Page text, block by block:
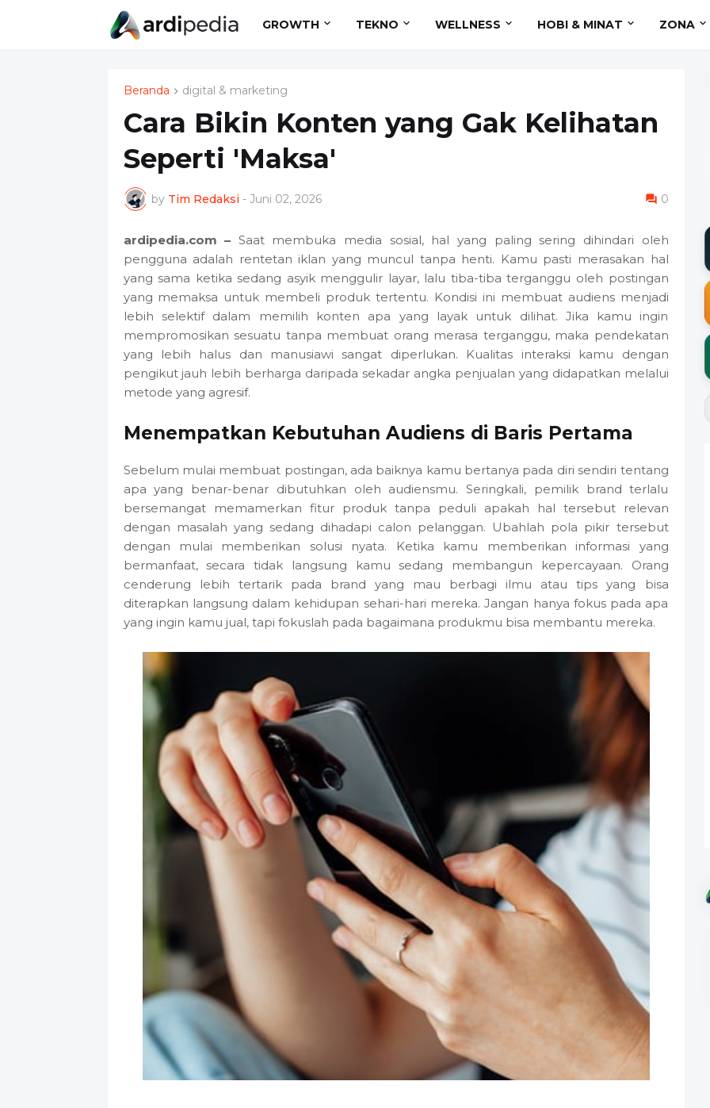
GROWTH TEKNO WELLNESS HOBI & MINAT ZONA
Beranda digital & marketing
Cara Bikin Konten yang Gak Kelihatan
Seperti 'Maksa'
by Tim Redaksi - Juni 02, 2026 0
ardipedia.com – Saat membuka media sosial, hal yang paling sering dihindari oleh
pengguna adalah rentetan iklan yang muncul tanpa henti. Kamu pasti merasakan hal
yang sama ketika sedang asyik menggulir layar, lalu tiba-tiba terganggu oleh postingan
yang memaksa untuk membeli produk tertentu. Kondisi ini membuat audiens menjadi
lebih selektif dalam memilih konten apa yang layak untuk dilihat. Jika kamu ingin
mempromosikan sesuatu tanpa membuat orang merasa terganggu, maka pendekatan
yang lebih halus dan manusiawi sangat diperlukan. Kualitas interaksi kamu dengan
pengikut jauh lebih berharga daripada sekadar angka penjualan yang didapatkan melalui
metode yang agresif.
Menempatkan Kebutuhan Audiens di Baris Pertama
Sebelum mulai membuat postingan, ada baiknya kamu bertanya pada diri sendiri tentang
apa yang benar-benar dibutuhkan oleh audiensmu. Seringkali, pemilik brand terlalu
bersemangat memamerkan fitur produk tanpa peduli apakah hal tersebut relevan
dengan masalah yang sedang dihadapi calon pelanggan. Ubahlah pola pikir tersebut
dengan mulai memberikan solusi nyata. Ketika kamu memberikan informasi yang
bermanfaat, secara tidak langsung kamu sedang membangun kepercayaan. Orang
cenderung lebih tertarik pada brand yang mau berbagi ilmu atau tips yang bisa
diterapkan langsung dalam kehidupan sehari-hari mereka. Jangan hanya fokus pada apa
yang ingin kamu jual, tapi fokuslah pada bagaimana produkmu bisa membantu mereka.